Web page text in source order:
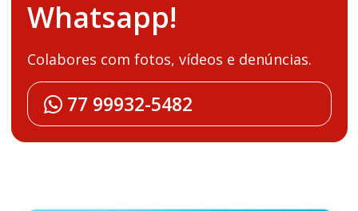
Whatsapp!
Colabores com fotos, vídeos e denúncias.
77 99932-5482